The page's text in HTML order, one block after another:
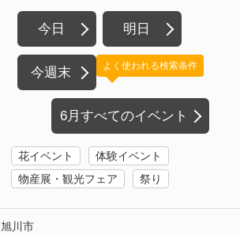
今日 明日
今週末
6月すべてのイベント
よく使われる検索条件
花イベント
体験イベント
物産展・観光フェア
祭り
旭川市